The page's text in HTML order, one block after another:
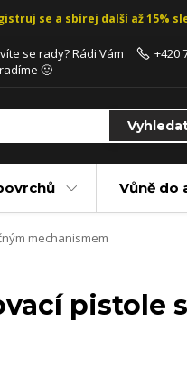
se a sbírej další až 15%
se rady? Rádi Vám
🙂
+420
Vůně do
mechanismem
pistole